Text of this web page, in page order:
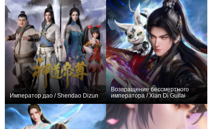
Император дао / Shendao Dizun
Возвращение бессмертного
императора / Xian Di Guilai